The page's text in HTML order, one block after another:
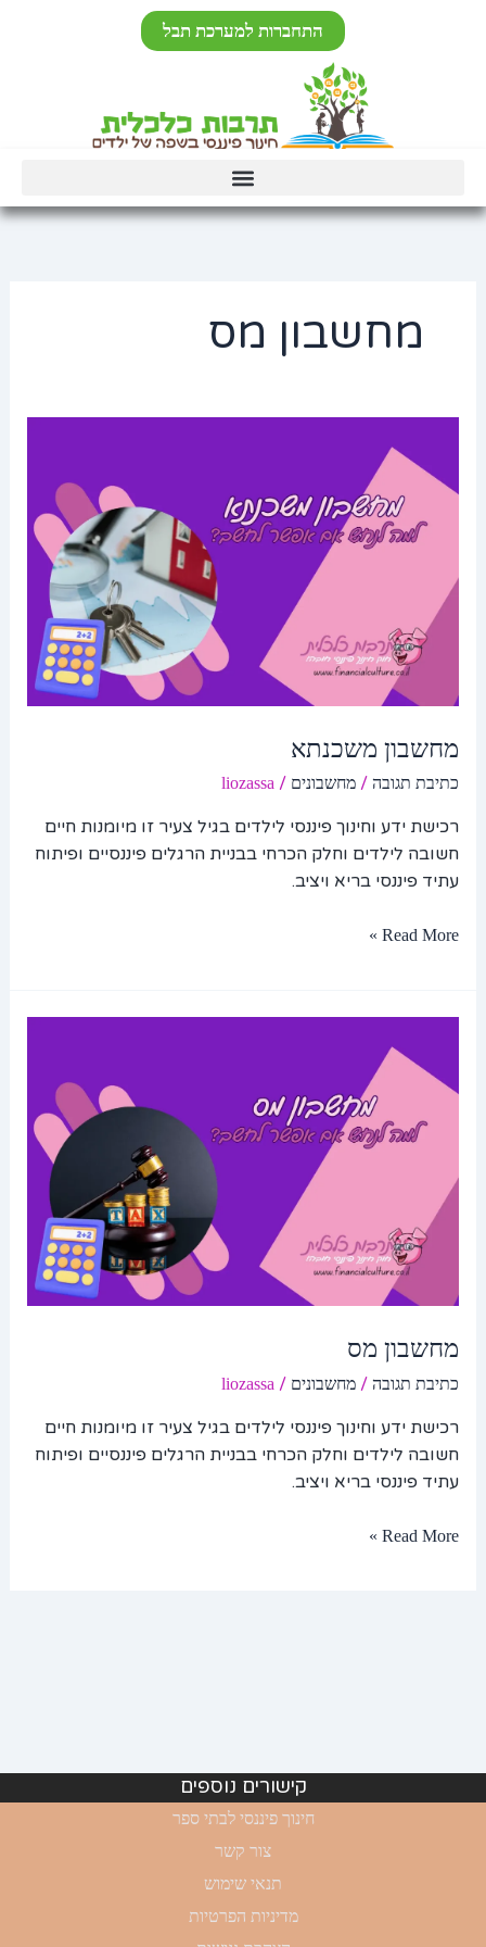
התחברות למערכת תבל
מחשבון מס
מחשבון משכנתא
כתיבת תגובה / מחשבונים /
liozassa
רכישת ידע וחינוך פיננסי לילדים בגיל צעיר זו מיומנות חיים
חשובה לילדים וחלק הכרחי בבניית הרגלים פיננסיים ופיתוח
עתיד פיננסי בריא ויציב.
משכנתא
Read More »
מחשבון מס
כתיבת תגובה / מחשבונים /
liozassa
רכישת ידע וחינוך פיננסי לילדים בגיל צעיר זו מיומנות חיים
חשובה לילדים וחלק הכרחי בבניית הרגלים פיננסיים ופיתוח
עתיד פיננסי בריא ויציב.
Read More »
קישורים נוספים
חינוך פיננסי לבתי ספר
צור קשר
תנאי שימוש
מדיניות הפרטיות